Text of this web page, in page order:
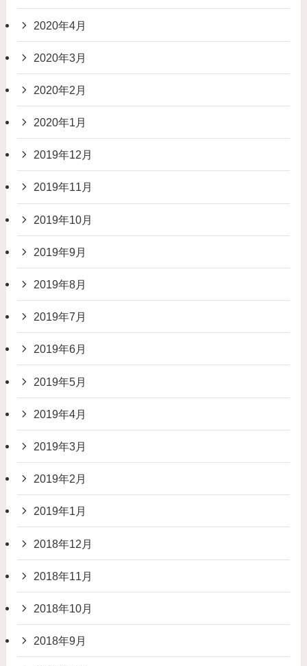
2020年4月
2020年3月
2020年2月
2020年1月
2019年12月
2019年11月
2019年10月
2019年9月
2019年8月
2019年7月
2019年6月
2019年5月
2019年4月
2019年3月
2019年2月
2019年1月
2018年12月
2018年11月
2018年10月
2018年9月